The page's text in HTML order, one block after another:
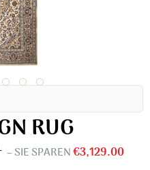
RUG
– SIE SPAREN€3,129.00